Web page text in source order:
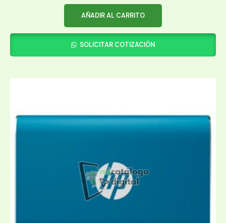
AÑADIR AL CARRITO
SOLICITAR COTIZACIÓN